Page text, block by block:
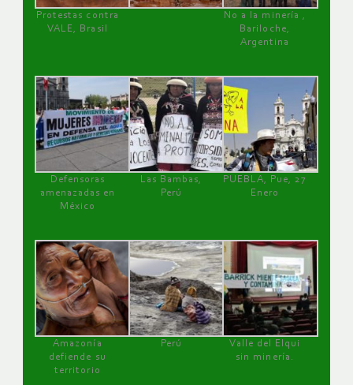
Protestas contra
VALE, Brasil
No a la minería ,
Bariloche,
Argentina
Defensoras
amenazadas en
México
Las Bambas,
Perú
PUEBLA, Pue, 27
Enero
Amazonía
defiende su
territorio
Perú
Valle del Elqui
sin minería.